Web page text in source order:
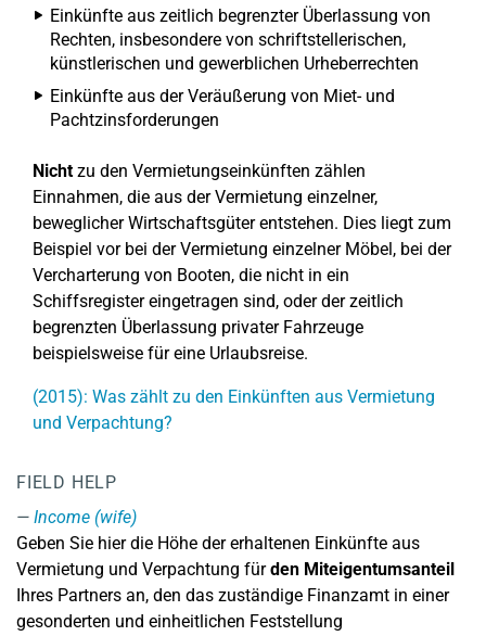
Einkünfte aus zeitlich begrenzter Überlassung von
Rechten, insbesondere von schriftstellerischen,
künstlerischen und gewerblichen Urheberrechten
Einkünfte aus der Veräußerung von Miet- und
Pachtzinsforderungen
Nichtzu den Vermietungseinkünften zählen
Einnahmen, die aus der Vermietung einzelner,
beweglicher Wirtschaftsgüter entstehen. Dies liegt zum
Beispiel vor bei der Vermietung einzelner Möbel, bei der
Vercharterung von Booten, die nicht in ein
Schiffsregister eingetragen sind, oder der zeitlich
begrenzten Überlassung privater Fahrzeuge
beispielsweise für eine Urlaubsreise.
(2015): Was zählt zu den Einkünften aus Vermietung
und Verpachtung?
FIELD HELP
Income (wife)
Geben Sie hier die Höhe der erhaltenen Einkünfte aus
Vermietung und Verpachtung fürden Miteigentumsanteil
Ihres Partners an, den das zuständige Finanzamt in einer
gesonderten und einheitlichen Feststellung